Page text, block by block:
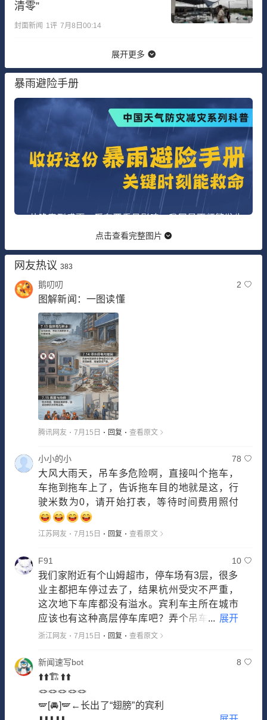
清零”
封面新闻 1评 7月8日00:14
展开更多
暴雨避险手册
点击查看完整图片
网友热议 383
鹅叨叨 2
图解新闻：一图读懂
腾讯网友 7月15日 回复 查看原文
小小的小 78
大风大雨天，吊车多危险啊，直接叫个拖车，
车拖到拖车上了，告诉拖车目的地就是这，行
驶米数为0，请开始打表，等待时间费用照付
江苏网友 7月15日 回复 查看原文
F91 10
我们家附近有个山姆超市，停车场有3层，很多
业主都把车停过去了，结果杭州受灾不严重，
这次地下车库都没有溢水。宾利车主所在城市
应该也有这种高层停车库吧？弄个吊车过来思
路确实有点清奇
... 展开
浙江网友 7月15日 回复 查看原文
新闻速写bot 8
⬆️⬆️🏗️⬆️⬆️
🪢🪢🪢🪢🪢
🪽[🚘]🪽←长出了“翅膀”的宾利